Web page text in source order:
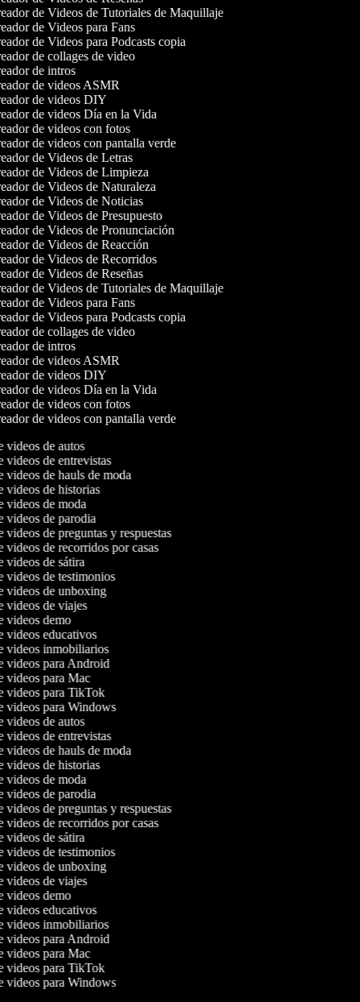
de Videos de Tutoriales de Maquillaje
de Videos para Fans
de Videos para Podcasts copia
de collages de video
de intros
de videos ASMR
de videos DIY
de videos Día en la Vida
de videos con fotos
de videos con pantalla verde
de Videos de Letras
de Videos de Limpieza
de Videos de Naturaleza
de Videos de Noticias
de Videos de Presupuesto
de Videos de Pronunciación
de Videos de Reacción
de Videos de Recorridos
de Videos de Reseñas
de Videos de Tutoriales de Maquillaje
de Videos para Fans
de Videos para Podcasts copia
de collages de video
de intros
de videos ASMR
de videos DIY
de videos Día en la Vida
de videos con fotos
de videos con pantalla verde
videos de autos
videos de entrevistas
videos de hauls de moda
videos de historias
videos de moda
videos de parodia
videos de preguntas y respuestas
videos de recorridos por casas
videos de sátira
videos de testimonios
videos de unboxing
videos de viajes
videos demo
videos educativos
videos inmobiliarios
videos para Android
videos para Mac
videos para TikTok
videos para Windows
videos de autos
videos de entrevistas
videos de hauls de moda
videos de historias
videos de moda
videos de parodia
videos de preguntas y respuestas
videos de recorridos por casas
videos de sátira
videos de testimonios
videos de unboxing
videos de viajes
videos demo
videos educativos
videos inmobiliarios
videos para Android
videos para Mac
videos para TikTok
videos para Windows